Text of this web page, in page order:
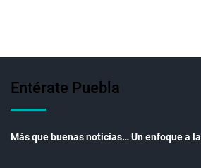
Entérate Puebla
Más que buenas noticias… Un enfoque a